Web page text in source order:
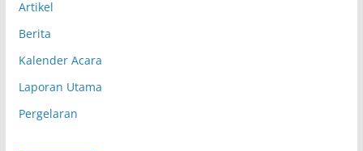
Artikel
Berita
Kalender Acara
Laporan Utama
Pergelaran